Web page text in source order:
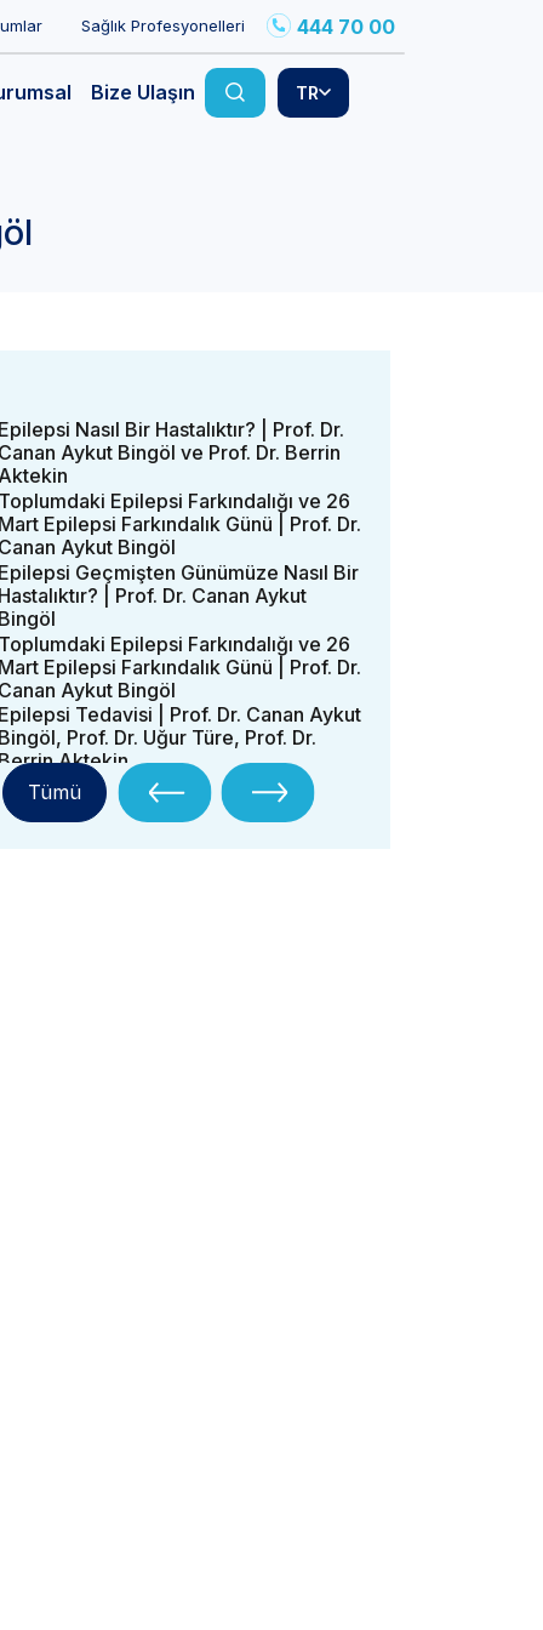
Sağlık Profesyonelleri 444 70 00
Bize Ulaşın TR
Epilepsi Nasıl Bir Hastalıktır? | Prof. Dr.
Canan Aykut Bingöl ve Prof. Dr. Berrin
Aktekin
Toplumdaki Epilepsi Farkındalığı ve 26
Mart Epilepsi Farkındalık Günü | Prof. Dr.
Canan Aykut Bingöl
Epilepsi Geçmişten Günümüze Nasıl Bir
Hastalıktır? | Prof. Dr. Canan Aykut
Bingöl
Toplumdaki Epilepsi Farkındalığı ve 26
Mart Epilepsi Farkındalık Günü | Prof. Dr.
Canan Aykut Bingöl
Epilepsi Tedavisi | Prof. Dr. Canan Aykut
Bingöl, Prof. Dr. Uğur Türe, Prof. Dr.
Berrin Aktekin
Tümü